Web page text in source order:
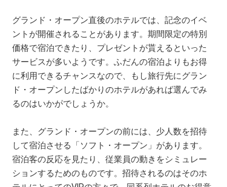
無料 転職サポートに申し込む
採用をお考えの企業様へ
グランド・オープン直後のホテルでは、記念のイベ
ントが開催されることがあります。期間限定の特別
価格で宿泊できたり、プレゼントが貰えるといった
サービスが多いようです。ふだんの宿泊よりもお得
に利用できるチャンスなので、もし旅行先にグラン
ド・オープンしたばかりのホテルがあれば選んでみ
るのはいかがでしょうか。
また、グランド・オープンの前には、少人数を招待
して宿泊させる「ソフト・オープン」があります。
宿泊客の反応を見たり、従業員の動きをシミュレー
ションするためのものです。招待されるのはそのホ